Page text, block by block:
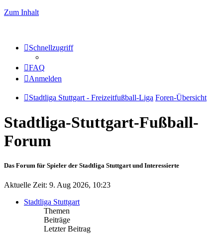
Zum Inhalt
Schnellzugriff
FAQ
Anmelden
Stadtliga Stuttgart - Freizeitfußball-Liga Foren-Übersicht
Stadtliga-Stuttgart-Fußball-
Forum
Das Forum für Spieler der Stadtliga Stuttgart und Interessierte
Aktuelle Zeit: 9. Aug 2026, 10:23
Stadtliga Stuttgart
Themen
Beiträge
Letzter Beitrag